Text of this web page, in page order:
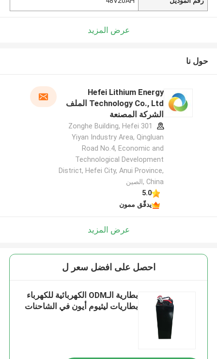
عرض المزيد
حول نا
Hefei Lithium Energy
Technology Co., Ltd الملف
الشركة المصنعة
301 Zonghe Building, Hefei
Yiyan Industry Area, Qingluan
Road No.4, Economic and
Technological Development
District, Hefei City, Anui Province,
China ,الصين
5.0
يدقّق ممون
عرض المزيد
احصل على افضل سعر ل
بطارية الـODM الكهربائية للكهرباء
بطاريات ليثيوم أيون في الشاحنات